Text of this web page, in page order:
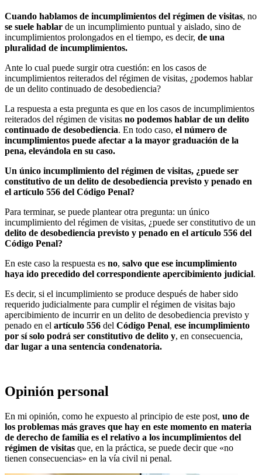
Cuando hablamos de incumplimientos del régimen de visitas, no
se suele hablar de un incumplimiento puntual y aislado, sino de
incumplimientos prolongados en el tiempo, es decir, de una
pluralidad de incumplimientos.
Ante lo cual puede surgir otra cuestión: en los casos de
incumplimientos reiterados del régimen de visitas, ¿podemos hablar
de un delito continuado de desobediencia?
La respuesta a esta pregunta es que en los casos de incumplimientos
reiterados del régimen de visitas no podemos hablar de un delito
continuado de desobediencia. En todo caso, el número de
incumplimientos puede afectar a la mayor graduación de la
pena, elevándola en su caso.
Un único incumplimiento del régimen de visitas, ¿puede ser
constitutivo de un delito de desobediencia previsto y penado en
el artículo 556 del Código Penal?
Para terminar, se puede plantear otra pregunta: un único
incumplimiento del régimen de visitas, ¿puede ser constitutivo de un
delito de desobediencia previsto y penado en el artículo 556 del
Código Penal?
En este caso la respuesta es no, salvo que ese incumplimiento
haya ido precedido del correspondiente apercibimiento judicial.
Es decir, si el incumplimiento se produce después de haber sido
requerido judicialmente para cumplir el régimen de visitas bajo
apercibimiento de incurrir en un delito de desobediencia previsto y
penado en el artículo 556 del Código Penal, ese incumplimiento
por sí solo podrá ser constitutivo de delito y, en consecuencia,
dar lugar a una sentencia condenatoria.
Opinión personal
En mi opinión, como he expuesto al principio de este post, uno de
los problemas más graves que hay en este momento en materia
de derecho de familia es el relativo a los incumplimientos del
régimen de visitas que, en la práctica, se puede decir que «no
tienen consecuencias» en la vía civil ni penal.